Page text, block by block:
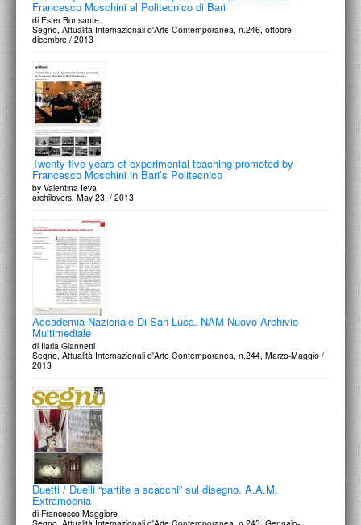
Francesco Moschini al Politecnico di Bari
di Ester Bonsante
Segno, Attualità Internazionali d'Arte Contemporanea, n.246, ottobre -
dicembre / 2013
Twenty-five years of experimental teaching promoted by
Francesco Moschini in Bari’s Politecnico
by Valentina Ieva
archilovers, May 23, / 2013
Accademia Nazionale Di San Luca. NAM Nuovo Archivio
Multimediale
di Ilaria Giannetti
Segno, Attualità Internazionali d'Arte Contemporanea, n.244, Marzo-Maggio /
2013
Duetti / Duelli “partite a scacchi” sul disegno. A.A.M.
Extramoenia
di Francesco Maggiore